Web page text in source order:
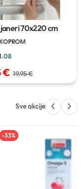
70x220 cm
€ 19,95 €
Sve akcije
-33%